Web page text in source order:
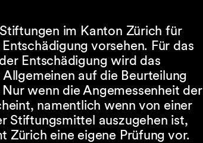
im Kanton Zürich für
vorsehen. Für das
Entschädigung wird das
auf die Beurteilung
wenn die Angemessenheit der
namentlich wenn von einer
Stiftungsmittel auszugehen ist,
Zürich eine eigene Prüfung vor.